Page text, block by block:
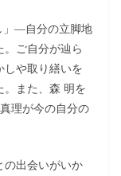
」―自分の立脚地
ご自分が辿ら
しや取り繕いを
。また、森 明を
理が今の自分の
の出会いがいか